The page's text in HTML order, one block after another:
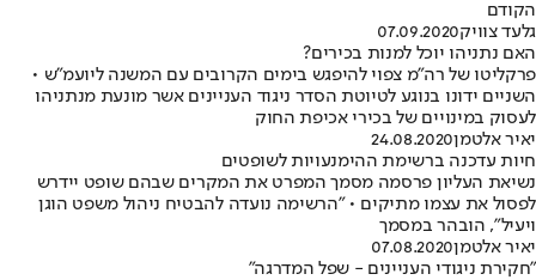
הקודם
גלעד צוויק07.09.2020
האם נתניהו יוכל למנות בכירים?
פרקליטו של רה"מ צפוי להיפגש בימים הקרובים עם המשנה ליועמ"ש •
השניים ידונו בנוגע לטיוטת הסדר ניגוד העניינים אשר מונעת מנתניהו
לעסוק במינויים של בכירי אכיפת החוק
יאיר אלטמן24.08.2020
חיות עדכנה ברשימת ההימנעויות לשופטים
נשיאת העליון פרסמה מסמך המפרט את המקרים שבהם שופט יידרש
לפסול את עצמו מתיקים • "הרשימה נועדה להבטיח ניהול משפט הוגן
ויעיל", הובהר במסמך
יאיר אלטמן07.08.2020
"חקירת ניגודי העניינים - שפל המדרגה"